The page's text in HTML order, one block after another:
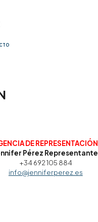
DE REPRESENTACIÓN
Pérez Representante
+34 692 105 884
info@jenniferperez.es